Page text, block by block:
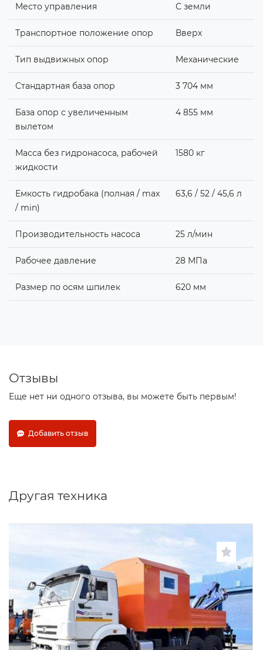
Место управления С земли
Транспортное положение опор Вверх
Тип выдвижных опор Механические
Стандартная база опор 3 704 мм
База опор с увеличенным
вылетом
4 855 мм
Масса без гидронасоса, рабочей
жидкости
1580 кг
Емкость гидробака (полная / max
/ min)
63,6 / 52 / 45,6 л
Производительность насоса 25 л/мин
Рабочее давление 28 МПа
Размер по осям шпилек 620 мм
Отзывы
Еще нет ни одного отзыва, вы можете быть первым!
Добавить отзыв
Другая техника